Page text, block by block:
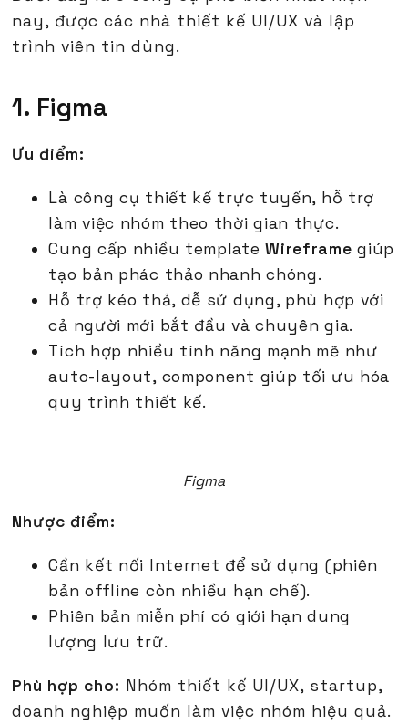
nay, được các nhà thiết kế UI/UX và lập
trình viên tin dùng.
1. Figma
Ưu điểm:
Là công cụ thiết kế trực tuyến, hỗ trợ
làm việc nhóm theo thời gian thực.
Cung cấp nhiều templateWireframe giúp
tạo bản phác thảo nhanh chóng.
Hỗ trợ kéo thả, dễ sử dụng, phù hợp với
cả người mới bắt đầu và chuyên gia.
Tích hợp nhiều tính năng mạnh mẽ như
auto-layout, component giúp tối ưu hóa
quy trình thiết kế.
Figma
Nhược điểm:
Cần kết nối Internet để sử dụng (phiên
bản offline còn nhiều hạn chế).
Phiên bản miễn phí có giới hạn dung
lượng lưu trữ.
Phù hợp cho: Nhóm thiết kế UI/UX, startup,
doanh nghiệp muốn làm việc nhóm hiệu quả.